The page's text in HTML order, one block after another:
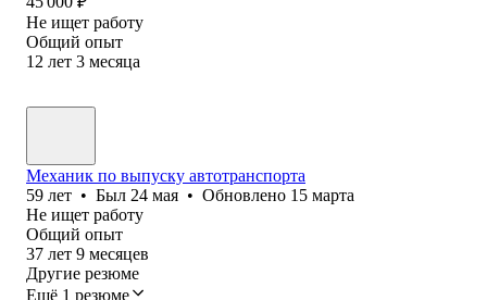
Не ищет работу
Общий опыт
12 лет 3 месяца
Механик по выпуску автотранспорта
59 лет • Был 24 мая • Обновлено 15 марта
Не ищет работу
Общий опыт
37 лет 9 месяцев
Другие резюме
Ещё 1 резюме